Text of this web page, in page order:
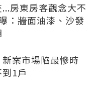
房東房客觀念大不
：牆面油漆、沙發
案市場陷最慘時
1戶